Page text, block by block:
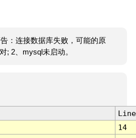
：连接数据库失败，可能的原
; 2、mysql未启动。
Line
14